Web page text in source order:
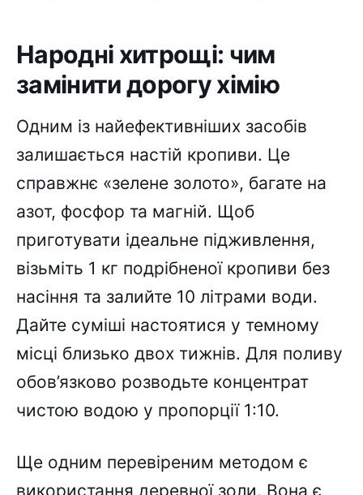
Народні хитрощі: чим
замінити дорогу хімію
Одним із найефективніших засобів
залишається настій кропиви. Це
справжнє «зелене золото», багате на
азот, фосфор та магній. Щоб
приготувати ідеальне підживлення,
візьміть 1 кг подрібненої кропиви без
насіння та залийте 10 літрами води.
Дайте суміші настоятися у темному
місці близько двох тижнів. Для поливу
обов’язково розводьте концентрат
чистою водою у пропорції 1:10.
Ще одним перевіреним методом є
використання деревної золи. Вона є